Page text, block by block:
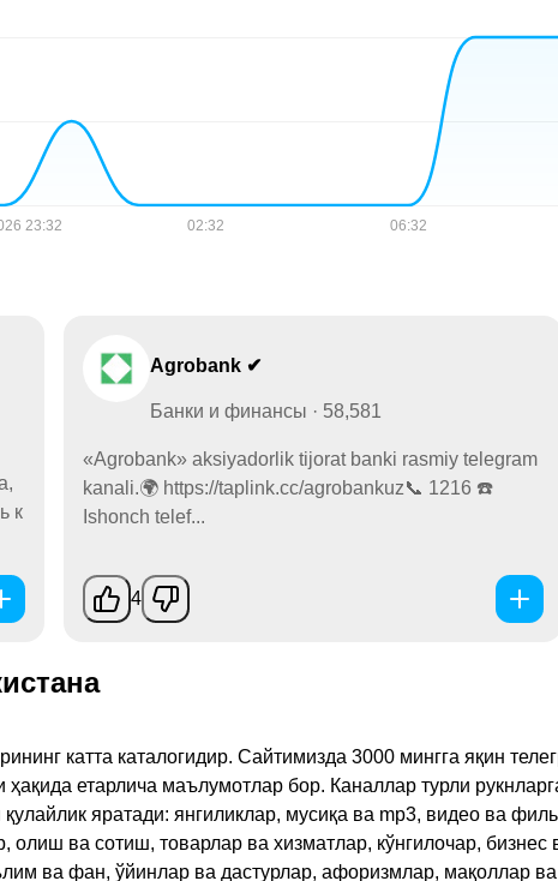
к
Agrobank ✔
Банки и финансы · 58,581
«Аgrobank» aksiyadorlik tijorat banki rasmiy telegram
kanali.🌍 https://taplink.cc/agrobankuz📞 1216 ☎️
Ishonch telef...
4
катта каталогидир. Сайтимизда 3000 мингга яқин
етарлича маълумотлар бор. Каналлар турли
яратади: янгиликлар, мусиқа ва mp3, видео ва
ва сотиш, товарлар ва хизматлар, кўнгилочар,
ва фан, ўйинлар ва дастурлар, афоризмлар, мақоллар